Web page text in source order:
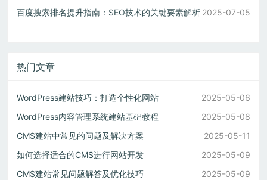
百度搜索排名提升指南：SEO技术的关键要素解析 2025-07-05
热门文章
WordPress建站技巧：打造个性化网站
2025-05-06
WordPress内容管理系统建站基础教程
2025-05-08
CMS建站中常见的问题及解决方案
2025-05-11
如何选择适合的CMS进行网站开发
2025-05-09
CMS建站常见问题解答及优化技巧
2025-05-09